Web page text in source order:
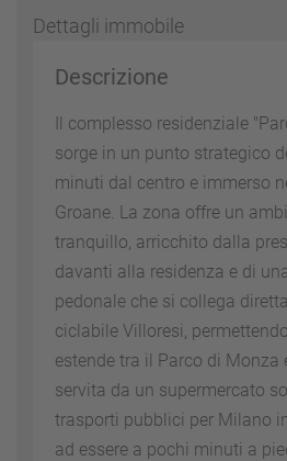
Dettagli immobile
Descrizione
Il complesso residenziale
sorge in un punto strategico
minuti dal centro e immerso
Groane. La zona offre un
tranquillo, arricchito dalla
davanti alla residenza e di
pedonale che si collega
ciclabile Villoresi,
estende tra il Parco di Monza
servita da un supermercato
trasporti pubblici per Milano
ad essere a pochi minuti a